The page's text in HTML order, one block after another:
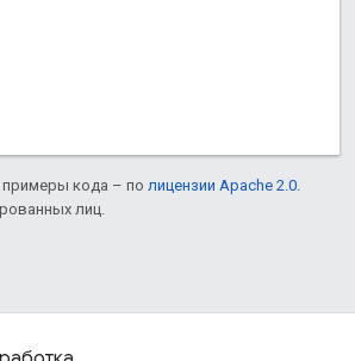
примеры кода – по лицензии Apache 2.0.
лиц.